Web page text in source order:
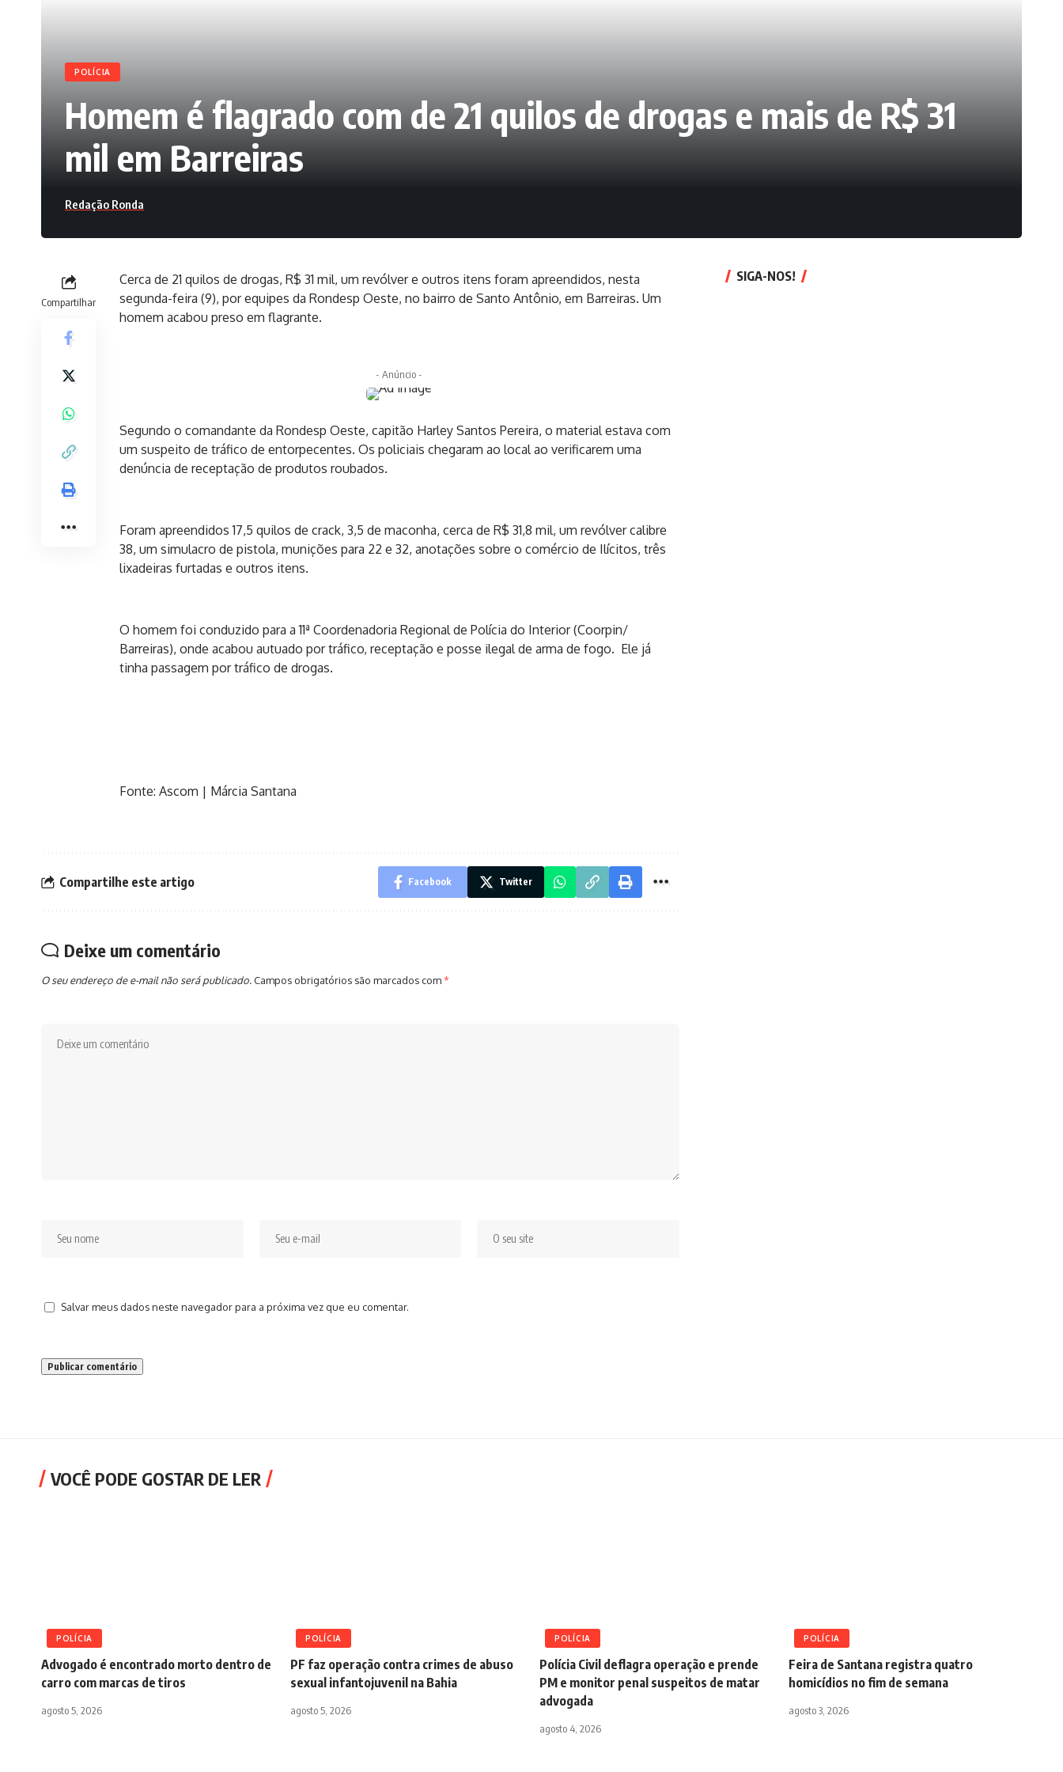
POLÍCIA
Homem é flagrado com de 21 quilos de drogas e mais de R$ 31
mil em Barreiras
Redação Ronda
Compartilhar
Cerca de 21 quilos de drogas, R$ 31 mil, um revólver e outros itens foram apreendidos, nesta
segunda-feira (9), por equipes da Rondesp Oeste, no bairro de Santo Antônio, em Barreiras. Um
homem acabou preso em flagrante.
- Anúncio -
Segundo o comandante da Rondesp Oeste, capitão Harley Santos Pereira, o material estava com
um suspeito de tráfico de entorpecentes. Os policiais chegaram ao local ao verificarem uma
denúncia de receptação de produtos roubados.
Foram apreendidos 17,5 quilos de crack, 3,5 de maconha, cerca de R$ 31,8 mil, um revólver calibre
38, um simulacro de pistola, munições para 22 e 32, anotações sobre o comércio de Ilícitos, três
lixadeiras furtadas e outros itens.
O homem foi conduzido para a 11ª Coordenadoria Regional de Polícia do Interior (Coorpin/
Barreiras), onde acabou autuado por tráfico, receptação e posse ilegal de arma de fogo. Ele já
tinha passagem por tráfico de drogas.
Fonte: Ascom | Márcia Santana
Compartilhe este artigo Facebook Twitter
Deixe um comentário
O seu endereço de e-mail não será publicado. Campos obrigatórios são marcados com*
Salvar meus dados neste navegador para a próxima vez que eu comentar.
SIGA-NOS!
VOCÊ PODE GOSTAR DE LER
POLÍCIA
Advogado é encontrado morto dentro de
carro com marcas de tiros
agosto 5, 2026
POLÍCIA
PF faz operação contra crimes de abuso
sexual infantojuvenil na Bahia
agosto 5, 2026
POLÍCIA
Polícia Civil deflagra operação e prende
PM e monitor penal suspeitos de matar
advogada
agosto 4, 2026
POLÍCIA
Feira de Santana registra quatro
homicídios no fim de semana
agosto 3, 2026